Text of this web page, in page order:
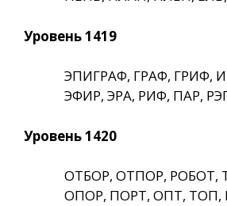
Уровень 1419
ЭПИГРАФ, ГРАФ, ГРИФ,
ЭФИР, ЭРА, РИФ, ПАР,
Уровень 1420
ОТБОР, ОТПОР, РОБОТ,
ОПОР, ПОРТ, ОПТ, ТОП,